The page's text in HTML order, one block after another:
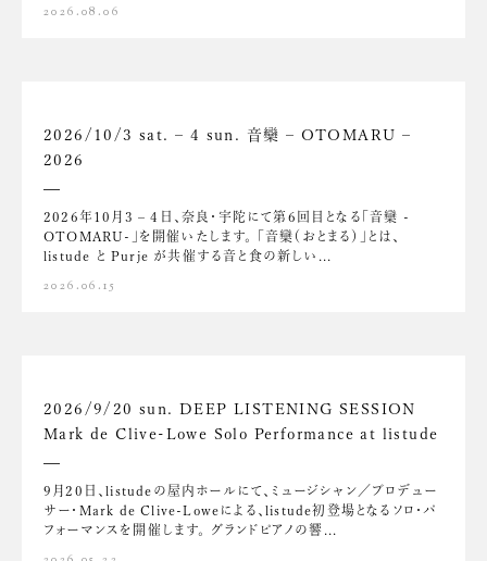
2026.08.06
2026/10/3 sat. – 4 sun. 音欒 – OTOMARU –
2026
2026年10月3 – 4日、奈良・宇陀にて第6回目となる「音欒 -
OTOMARU-」を開催いたします。 「音欒（おとまる）」とは、
listude と Purje が共催する音と食の新しい...
2026.06.15
2026/9/20 sun. DEEP LISTENING SESSION
Mark de Clive-Lowe Solo Performance at listude
9月20日、listudeの屋内ホールにて、ミュージシャン／プロデュー
サー・Mark de Clive-Loweによる、listude初登場となるソロ・パ
フォーマンスを開催します。 グランドピアノの響...